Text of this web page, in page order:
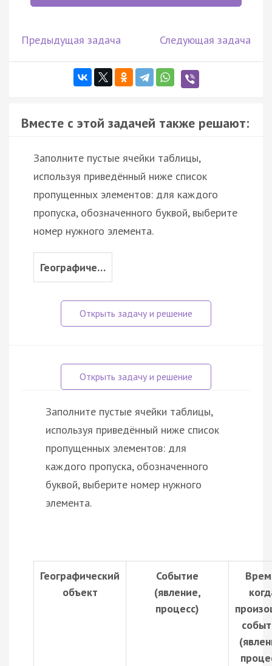
Предыдущая задача Следующая задача
Вместе с этой задачей также решают:
Заполните пустые ячейки таблицы,
используя приведённый ниже список
пропущенных элементов: для каждого
пропуска, обозначенного буквой, выберите
номер нужного элемента.
Географиче…
Заполните пустые ячейки таблицы,
используя приведённый ниже список
пропущенных элементов: для
каждого пропуска, обозначенного
буквой, выберите номер нужного
элемента.
Географический
объект
Событие
(явление,
процесс)